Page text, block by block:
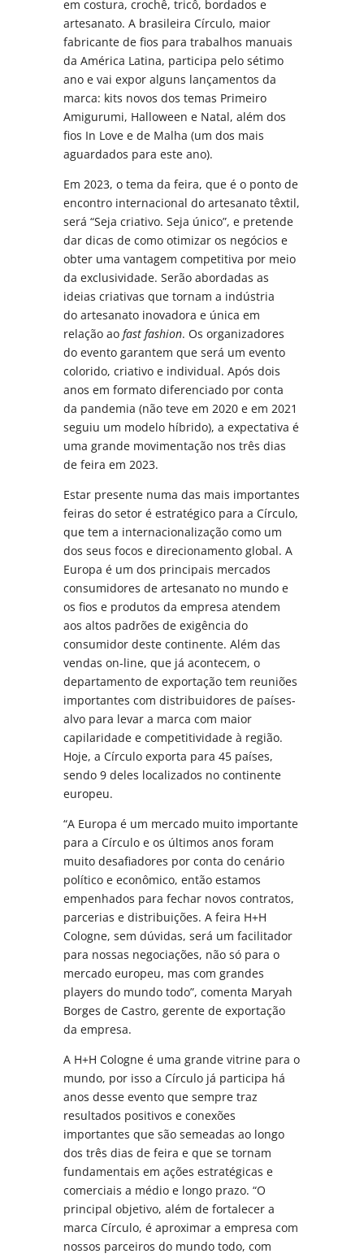
em costura, crochê, tricô, bordados e
artesanato. A brasileira Círculo, maior
fabricante de fios para trabalhos manuais
da América Latina, participa pelo sétimo
ano e vai expor alguns lançamentos da
marca: kits novos dos temas Primeiro
Amigurumi, Halloween e Natal, além dos
fios In Love e de Malha (um dos mais
aguardados para este ano).
Em 2023, o tema da feira, que é o ponto de
encontro internacional do artesanato têxtil,
será “Seja criativo. Seja único”, e pretende
dar dicas de como otimizar os negócios e
obter uma vantagem competitiva por meio
da exclusividade. Serão abordadas as
ideias criativas que tornam a indústria
do artesanato inovadora e única em
relação aofast fashion. Os organizadores
do evento garantem que será um evento
colorido, criativo e individual. Após dois
anos em formato diferenciado por conta
da pandemia (não teve em 2020 e em 2021
seguiu um modelo híbrido), a expectativa é
uma grande movimentação nos três dias
de feira em 2023.
Estar presente numa das mais importantes
feiras do setor é estratégico para a Círculo,
que tem a internacionalização como um
dos seus focos e direcionamento global. A
Europa é um dos principais mercados
consumidores de artesanato no mundo e
os fios e produtos da empresa atendem
aos altos padrões de exigência do
consumidor deste continente. Além das
vendas on-line, que já acontecem, o
departamento de exportação tem reuniões
importantes com distribuidores de países-
alvo para levar a marca com maior
capilaridade e competitividade à região.
Hoje, a Círculo exporta para 45 países,
sendo 9 deles localizados no continente
europeu.
“A Europa é um mercado muito importante
para a Círculo e os últimos anos foram
muito desafiadores por conta do cenário
político e econômico, então estamos
empenhados para fechar novos contratos,
parcerias e distribuições. A feira H+H
Cologne, sem dúvidas, será um facilitador
para nossas negociações, não só para o
mercado europeu, mas com grandes
players do mundo todo”, comenta Maryah
Borges de Castro, gerente de exportação
da empresa.
A H+H Cologne é uma grande vitrine para o
mundo, por isso a Círculo já participa há
anos desse evento que sempre traz
resultados positivos e conexões
importantes que são semeadas ao longo
dos três dias de feira e que se tornam
fundamentais em ações estratégicas e
comerciais a médio e longo prazo. “O
principal objetivo, além de fortalecer a
marca Círculo, é aproximar a empresa com
nossos parceiros do mundo todo, com